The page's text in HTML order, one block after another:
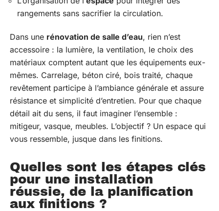
rangements sans sacrifier la circulation.
Dans une rénovation de salle d’eau, rien n’est
accessoire : la lumière, la ventilation, le choix des
matériaux comptent autant que les équipements eux-
mêmes. Carrelage, béton ciré, bois traité, chaque
revêtement participe à l’ambiance générale et assure
résistance et simplicité d’entretien. Pour que chaque
détail ait du sens, il faut imaginer l’ensemble :
mitigeur, vasque, meubles. L’objectif ? Un espace qui
vous ressemble, jusque dans les finitions.
Quelles sont les étapes clés
pour une installation
réussie, de la planification
aux finitions ?